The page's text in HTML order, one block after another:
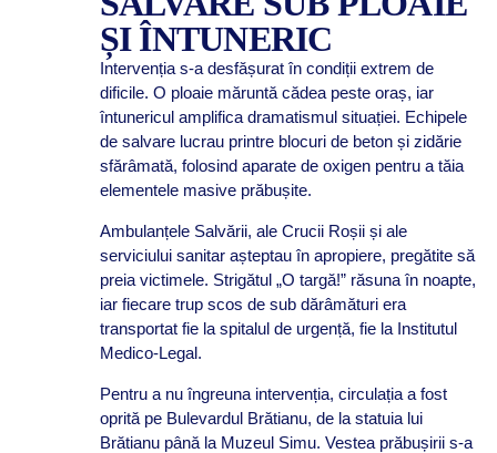
ȘI ÎNTUNERIC
Intervenția s-a desfășurat în condiții extrem de
dificile. O ploaie măruntă cădea peste oraș, iar
întunericul amplifica dramatismul situației. Echipele
de salvare lucrau printre blocuri de beton și zidărie
sfărâmată, folosind aparate de oxigen pentru a tăia
elementele masive prăbușite.
Ambulanțele Salvării, ale Crucii Roșii și ale
serviciului sanitar așteptau în apropiere, pregătite să
preia victimele. Strigătul „O targă!” răsuna în noapte,
iar fiecare trup scos de sub dărâmături era
transportat fie la spitalul de urgență, fie la Institutul
Medico-Legal.
Pentru a nu îngreuna intervenția, circulația a fost
oprită pe Bulevardul Brătianu, de la statuia lui
Brătianu până la Muzeul Simu. Vestea prăbușirii s-a